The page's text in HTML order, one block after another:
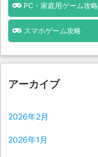
PC・家庭用ゲーム攻略
スマホゲーム攻略
アーカイブ
2026年2月
2026年1月